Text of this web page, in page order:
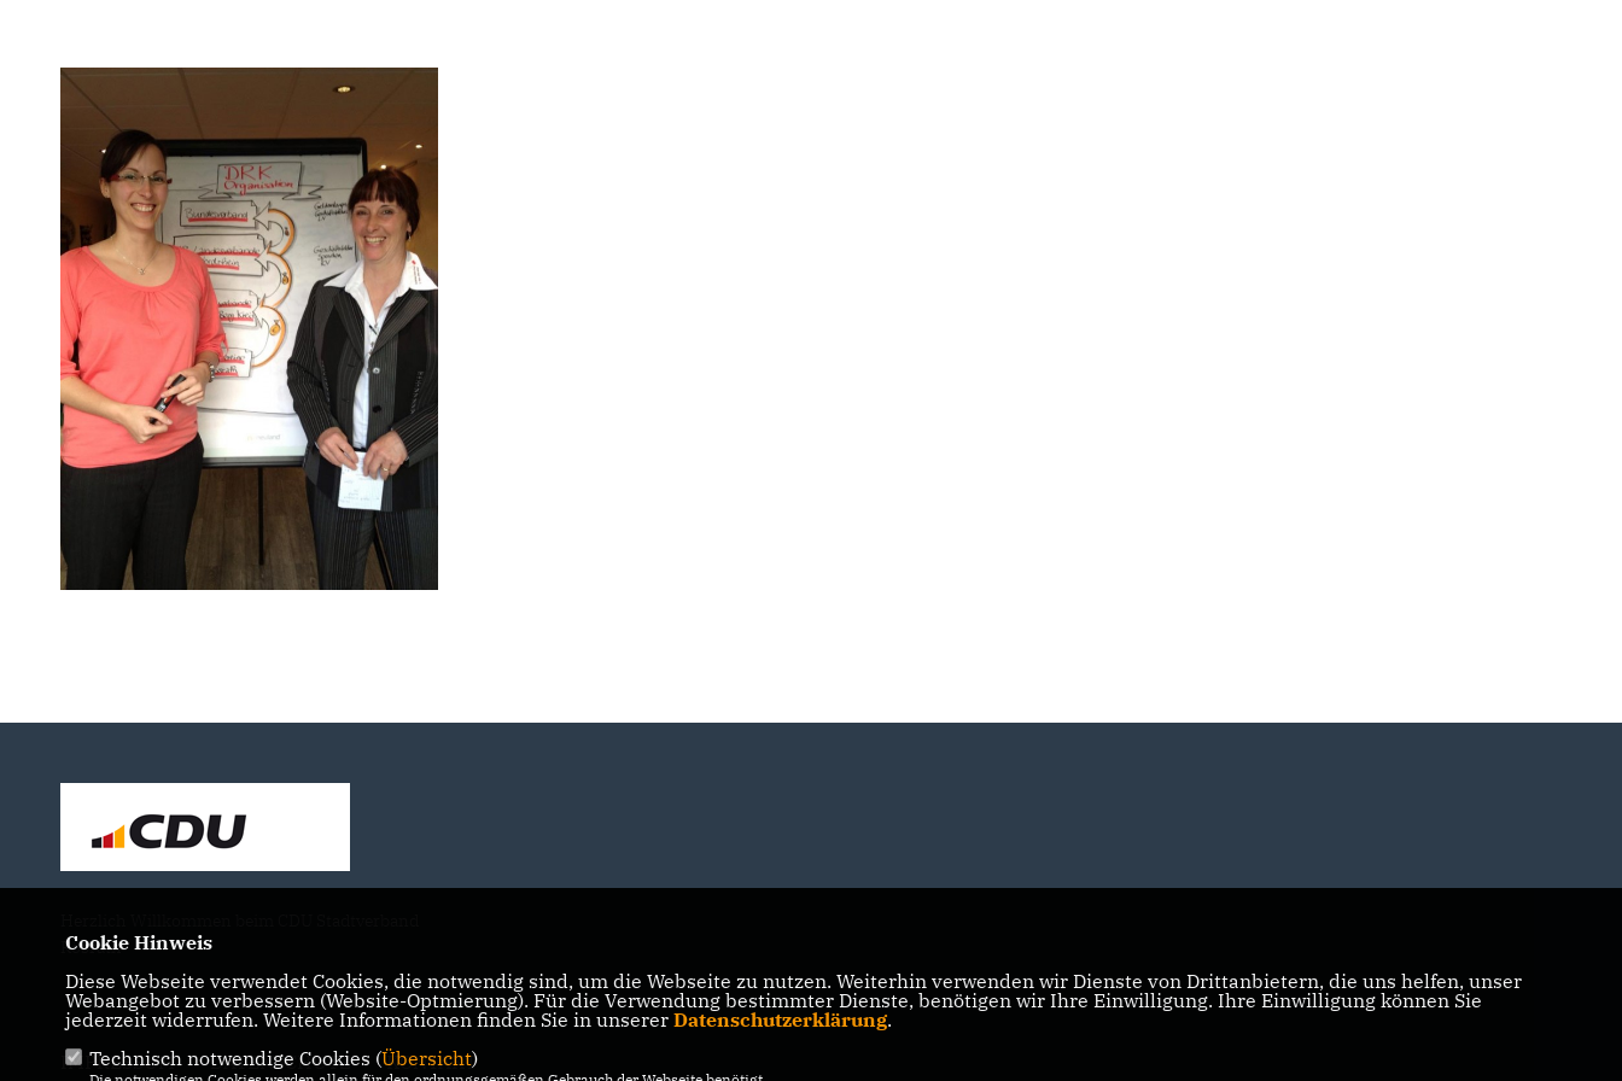
Rösrath
IMPRESSUM DATENSCHUTZ KONTAKT
Cookie Hinweis
Diese Webseite verwendet Cookies, die notwendig sind, um die Webseite zu nutzen. Weiterhin verwenden wir Dienste von Drittanbietern, die uns helfen, unser
Webangebot zu verbessern (Website-Optmierung). Für die Verwendung bestimmter Dienste, benötigen wir Ihre Einwilligung. Ihre Einwilligung können Sie
jederzeit widerrufen. Weitere Informationen finden Sie in unserer Datenschutzerklärung.
Technisch notwendige Cookies (Übersicht)